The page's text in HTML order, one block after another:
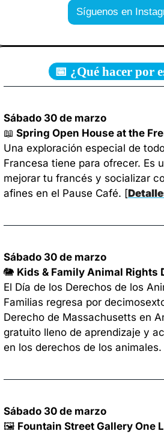
Síguenos en
📅 ¿Qué hacer por
Sábado 30 de marzo
📖 Spring Open House at the
Una exploración especial de
Francesa tiene para ofrecer. Es
mejorar tu francés y socializar
afines en el Pause Café. [
Sábado 30 de marzo
🐘 Kids & Family Animal Rights
El Día de los Derechos de los
Familias regresa por
Derecho de Massachusetts en
gratuito lleno de aprendizaje y
en los derechos de los animales.
Sábado 30 de marzo
🖼️ Fountain Street Gallery One